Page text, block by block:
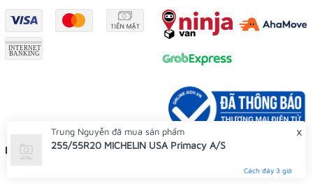
BẢN ĐỒ
x
Trung Nguyễn đã mua sản phẩm
255/55R20 MICHELIN USA Primacy A/S
Cách đây 3 giờ